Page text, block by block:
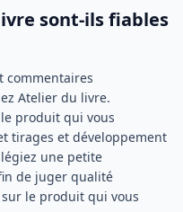
sont-ils fiables
commentaires
Atelier du livre.
produit qui vous
tirages et développement
une petite
de juger qualité
le produit qui vous